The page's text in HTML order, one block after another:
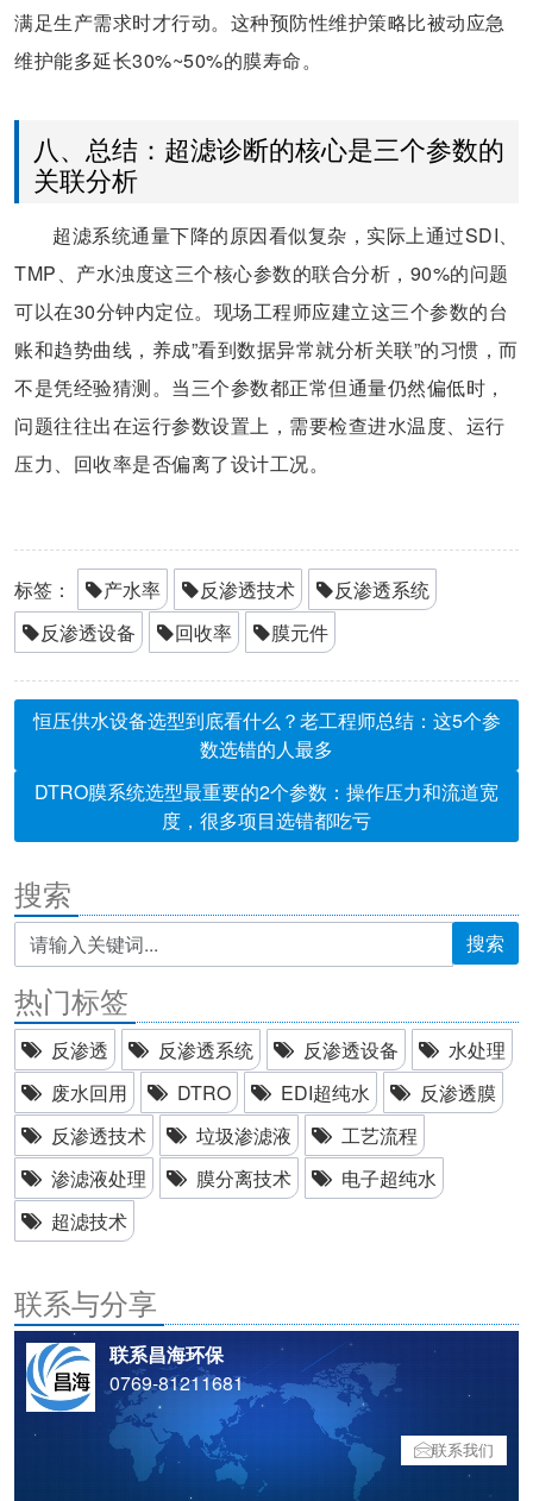
满足生产需求时才行动。这种预防性维护策略比被动应急
维护能多延长30%~50%的膜寿命。
八、总结：超滤诊断的核心是三个参数的
关联分析
超滤系统通量下降的原因看似复杂，实际上通过SDI、
TMP、产水浊度这三个核心参数的联合分析，90%的问题
可以在30分钟内定位。现场工程师应建立这三个参数的台
账和趋势曲线，养成”看到数据异常就分析关联”的习惯，而
不是凭经验猜测。当三个参数都正常但通量仍然偏低时，
问题往往出在运行参数设置上，需要检查进水温度、运行
压力、回收率是否偏离了设计工况。
标签： 产水率 反渗透技术
反渗透系统
反渗透设备
回收率 膜元件
恒压供水设备选型到底看什么？老工程师总结：这5个参
数选错的人最多
DTRO膜系统选型最重要的2个参数：操作压力和流道宽
度，很多项目选错都吃亏
搜索
搜索
热门标签
反渗透 反渗透系统 反渗透设备
水处理
废水回用
DTRO EDI超纯水
反渗透膜
反渗透技术
垃圾渗滤液
工艺流程
渗滤液处理
膜分离技术
电子超纯水
超滤技术
联系与分享
联系昌海环保
0769-81211681
联系我们